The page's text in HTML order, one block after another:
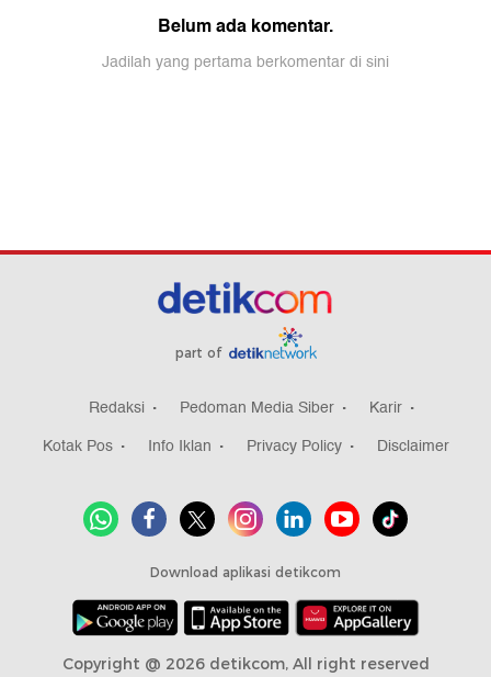
part of
Redaksi Pedoman Media Siber
Karir
Kotak Pos
Info Iklan Privacy Policy Disclaimer
Download aplikasi detikcom
Copyright @ 2026 detikcom, All right reserved